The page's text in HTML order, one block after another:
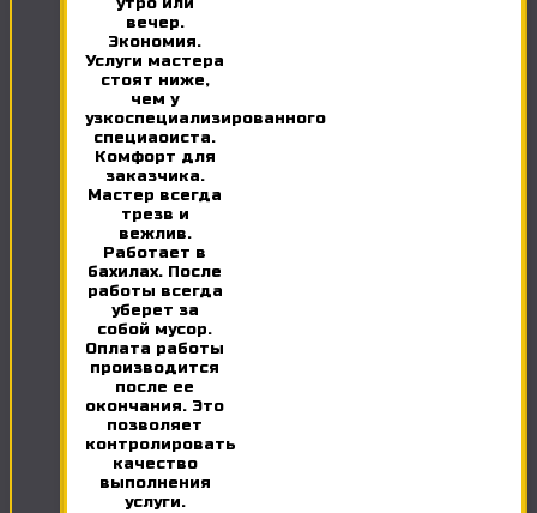
вечер.
Экономия.
Услуги мастера
стоят ниже,
чем у
узкоспециализированного
специаоиста.
Комфорт для
заказчика.
Мастер всегда
трезв и
вежлив.
Работает в
бахилах. После
работы всегда
уберет за
собой мусор.
Оплата работы
производится
после ее
окончания. Это
позволяет
контролировать
качество
выполнения
услуги.